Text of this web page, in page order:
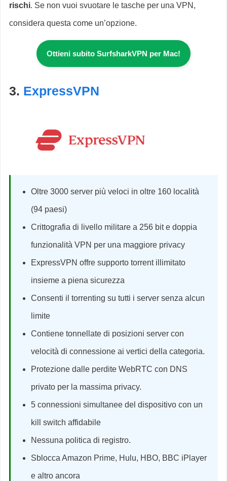
rischi. Se non vuoi svuotare le tasche per una VPN,
considera questa come un’opzione.
Ottieni subito SurfsharkVPN per Mac!
3. ExpressVPN
Oltre 3000 server più veloci in oltre 160 località
(94 paesi)
Crittografia di livello militare a 256 bit e doppia
funzionalità VPN per una maggiore privacy
ExpressVPN offre supporto torrent illimitato
insieme a piena sicurezza
Consenti il ​​torrenting su tutti i server senza alcun
limite
Contiene tonnellate di posizioni server con
velocità di connessione ai vertici della categoria.
Protezione dalle perdite WebRTC con DNS
privato per la massima privacy.
5 connessioni simultanee del dispositivo con un
kill switch affidabile
Nessuna politica di registro.
Sblocca Amazon Prime, Hulu, HBO, BBC iPlayer
e altro ancora